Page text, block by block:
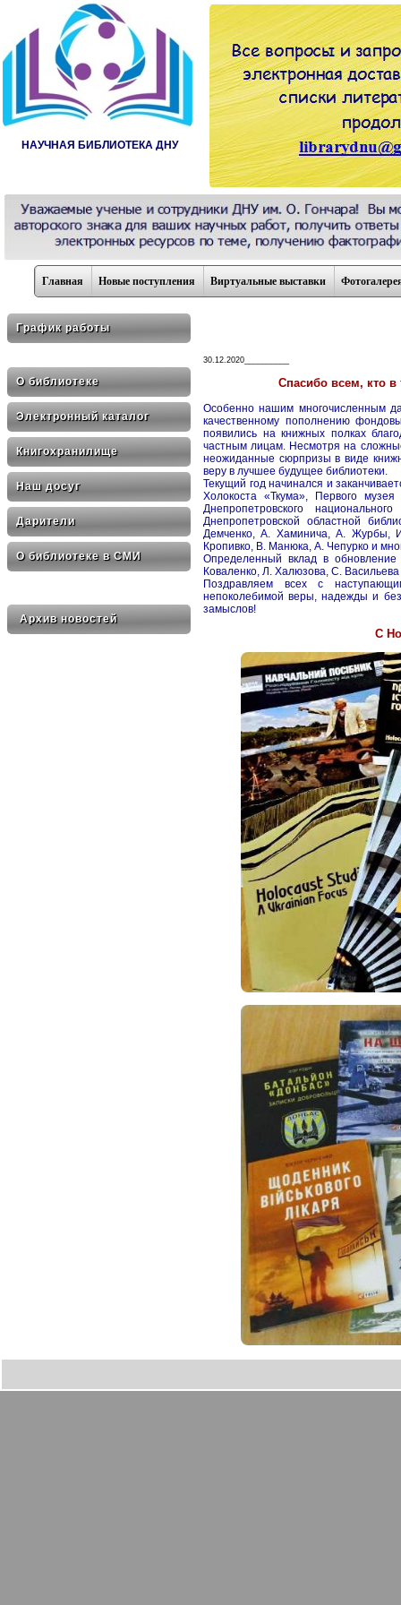
НАУЧНАЯ БИБЛИОТЕКА ДНУ
Главная Новые поступления Виртуальные выставки
График работы
О библиотеке
Электронный каталог
Книгохранилище
Наш досуг
Дарители
О библиотеке в СМИ
Архив новостей
30.12.2020__________
Спасибо всем, кто в
Особенно нашим многочисленным
качественному пополнению
появились на книжных полках
частным лицам. Несмотря на
неожиданные сюрпризы в виде
веру в лучшее будущее библиотеки.
Текущий год начинался и
Холокоста «Ткума», Первого
Днепропетровского
Днепропетровской областной
Демченко, А. Хаминича, А. Журбы,
Кропивко, В. Манюка, А. Чепурко и
Определенный вклад в
Коваленко, Л. Халюзова, С. Васильева
Поздравляем всех с
непоколебимой веры, надежды и
замыслов!
С